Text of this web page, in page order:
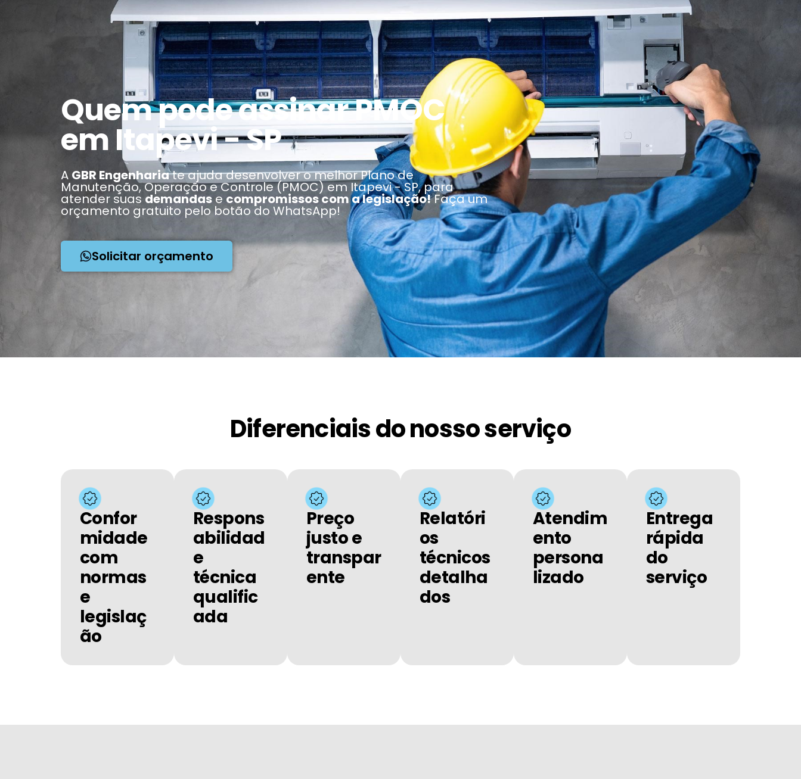
Quem pode assinar PMOC
em Itapevi - SP
A GBR Engenhariate ajuda desenvolver o melhor Plano de
Manutenção, Operação e Controle (PMOC) em Itapevi - SP, para
atender suas demandas e compromissos com a legislação!Faça um
orçamento gratuito pelo botão do WhatsApp!
Solicitar orçamento
Diferenciais do nosso serviço
Confor
midade
com
normas
e
legislaç
ão
Respons
abilidad
e
técnica
qualific
ada
Preço
justo e
transpar
ente
Relatóri
os
técnicos
detalha
dos
Atendim
ento
persona
lizado
Entrega
rápida
do
serviço